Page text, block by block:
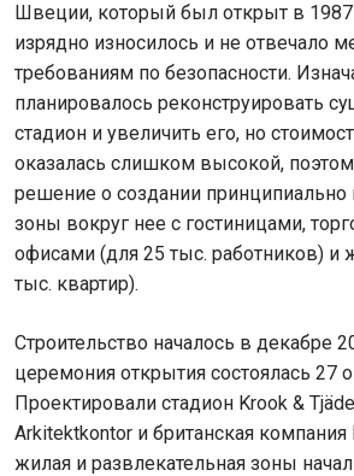
Швеции, который был открыт в 1987
изрядно износилось и не отвечало
требованиям по безопасности.
планировалось реконструировать
стадион и увеличить его, но
оказалась слишком высокой,
решение о создании
зоны вокруг нее с гостиницами,
офисами (для 25 тыс. работников)
тыс. квартир).
Строительство началось в декабре
церемония открытия состоялась 27
Проектировали стадион Krook &
Arkitektkontor и британская
жилая и развлекательная зоны